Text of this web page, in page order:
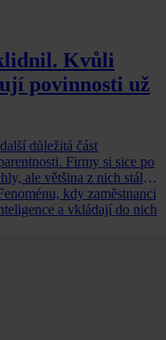
Kvůli
povinnosti už
důležitá část
Firmy si sice po
ale většina z nich stále
kdy zaměstnanci
a vkládají do nich